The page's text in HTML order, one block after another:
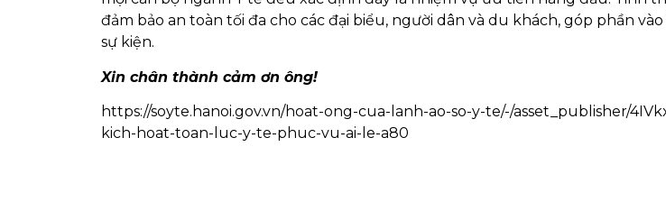
đảm bảo an toàn tối đa cho các đại biểu, người dân và du khách, góp phần
sự kiện.
Xin chân thành cảm ơn ông!
https://soyte.hanoi.gov.vn/hoat-ong-cua-lanh-ao-so-y-te/-/asset_publisher/
kich-hoat-toan-luc-y-te-phuc-vu-ai-le-a80